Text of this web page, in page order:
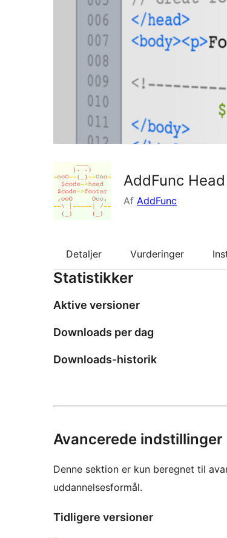
AddFunc
Af AddFunc
Detaljer Vurderinger
Statistikker
Aktive versioner
Downloads per dag
Downloads-historik
Avancerede indstillinger
Denne sektion er kun beregnet til
uddannelsesformål.
Tidligere versioner